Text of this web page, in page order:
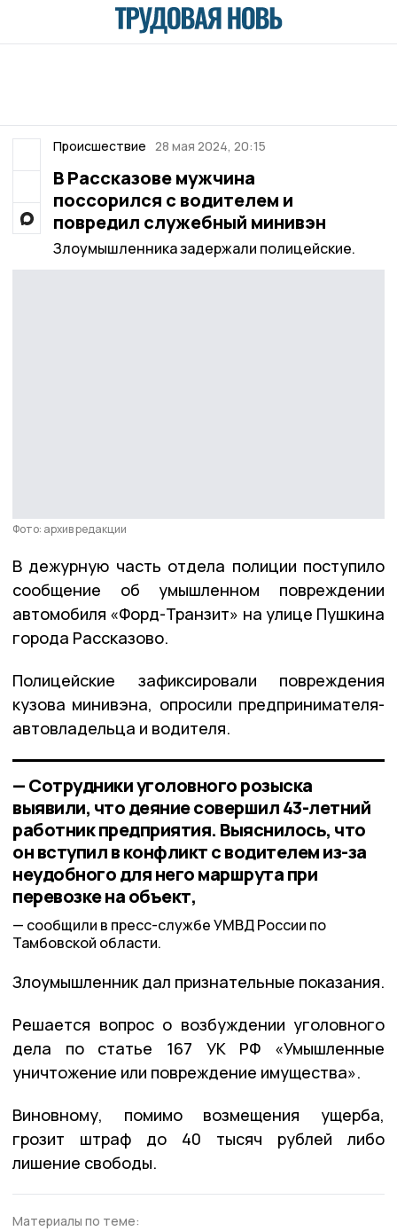
Происшествие 28 мая 2024, 20:15
В Рассказове мужчина
поссорился с водителем и
повредил служебный минивэн
Злоумышленника задержали полицейские.
Фото: архив редакции
В дежурную часть отдела полиции поступило
сообщение об умышленном повреждении
автомобиля «Форд-Транзит» на улице Пушкина
города Рассказово.
Полицейские зафиксировали повреждения
кузова минивэна, опросили предпринимателя-
автовладельца и водителя.
— Сотрудники уголовного розыска
выявили, что деяние совершил 43-летний
работник предприятия. Выяснилось, что
он вступил в конфликт с водителем из-за
неудобного для него маршрута при
перевозке на объект,
сообщили в пресс-службе УМВД России по
Тамбовской области.
Злоумышленник дал признательные показания.
Решается вопрос о возбуждении уголовного
дела по статье 167 УК РФ «Умышленные
уничтожение или повреждение имущества».
Виновному, помимо возмещения ущерба,
грозит штраф до 40 тысяч рублей либо
лишение свободы.
Материалы по теме: